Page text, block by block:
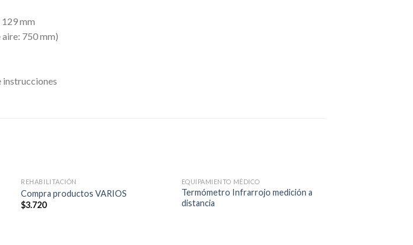
mm
750 mm)
instrucciones
REHABILITACIÓN
Compra productos VARIOS
$3.720
EQUIPAMIENTO MÉDICO
Termómetro Infrarrojo medición a
distancia